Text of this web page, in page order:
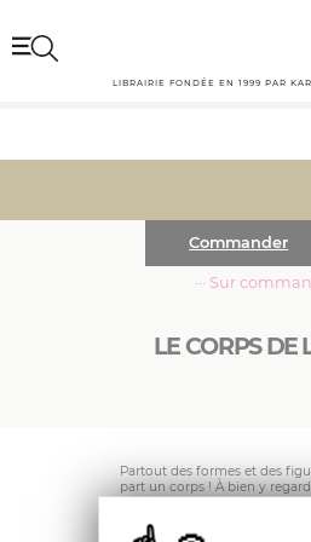
LIBRAIRIE FONDÉE EN 1999 PAR
LE CORPS DE
Commander
··· Sur
Partout des formes et des
part un corps ! À bien y
– le corps de l’artiste, dans ses